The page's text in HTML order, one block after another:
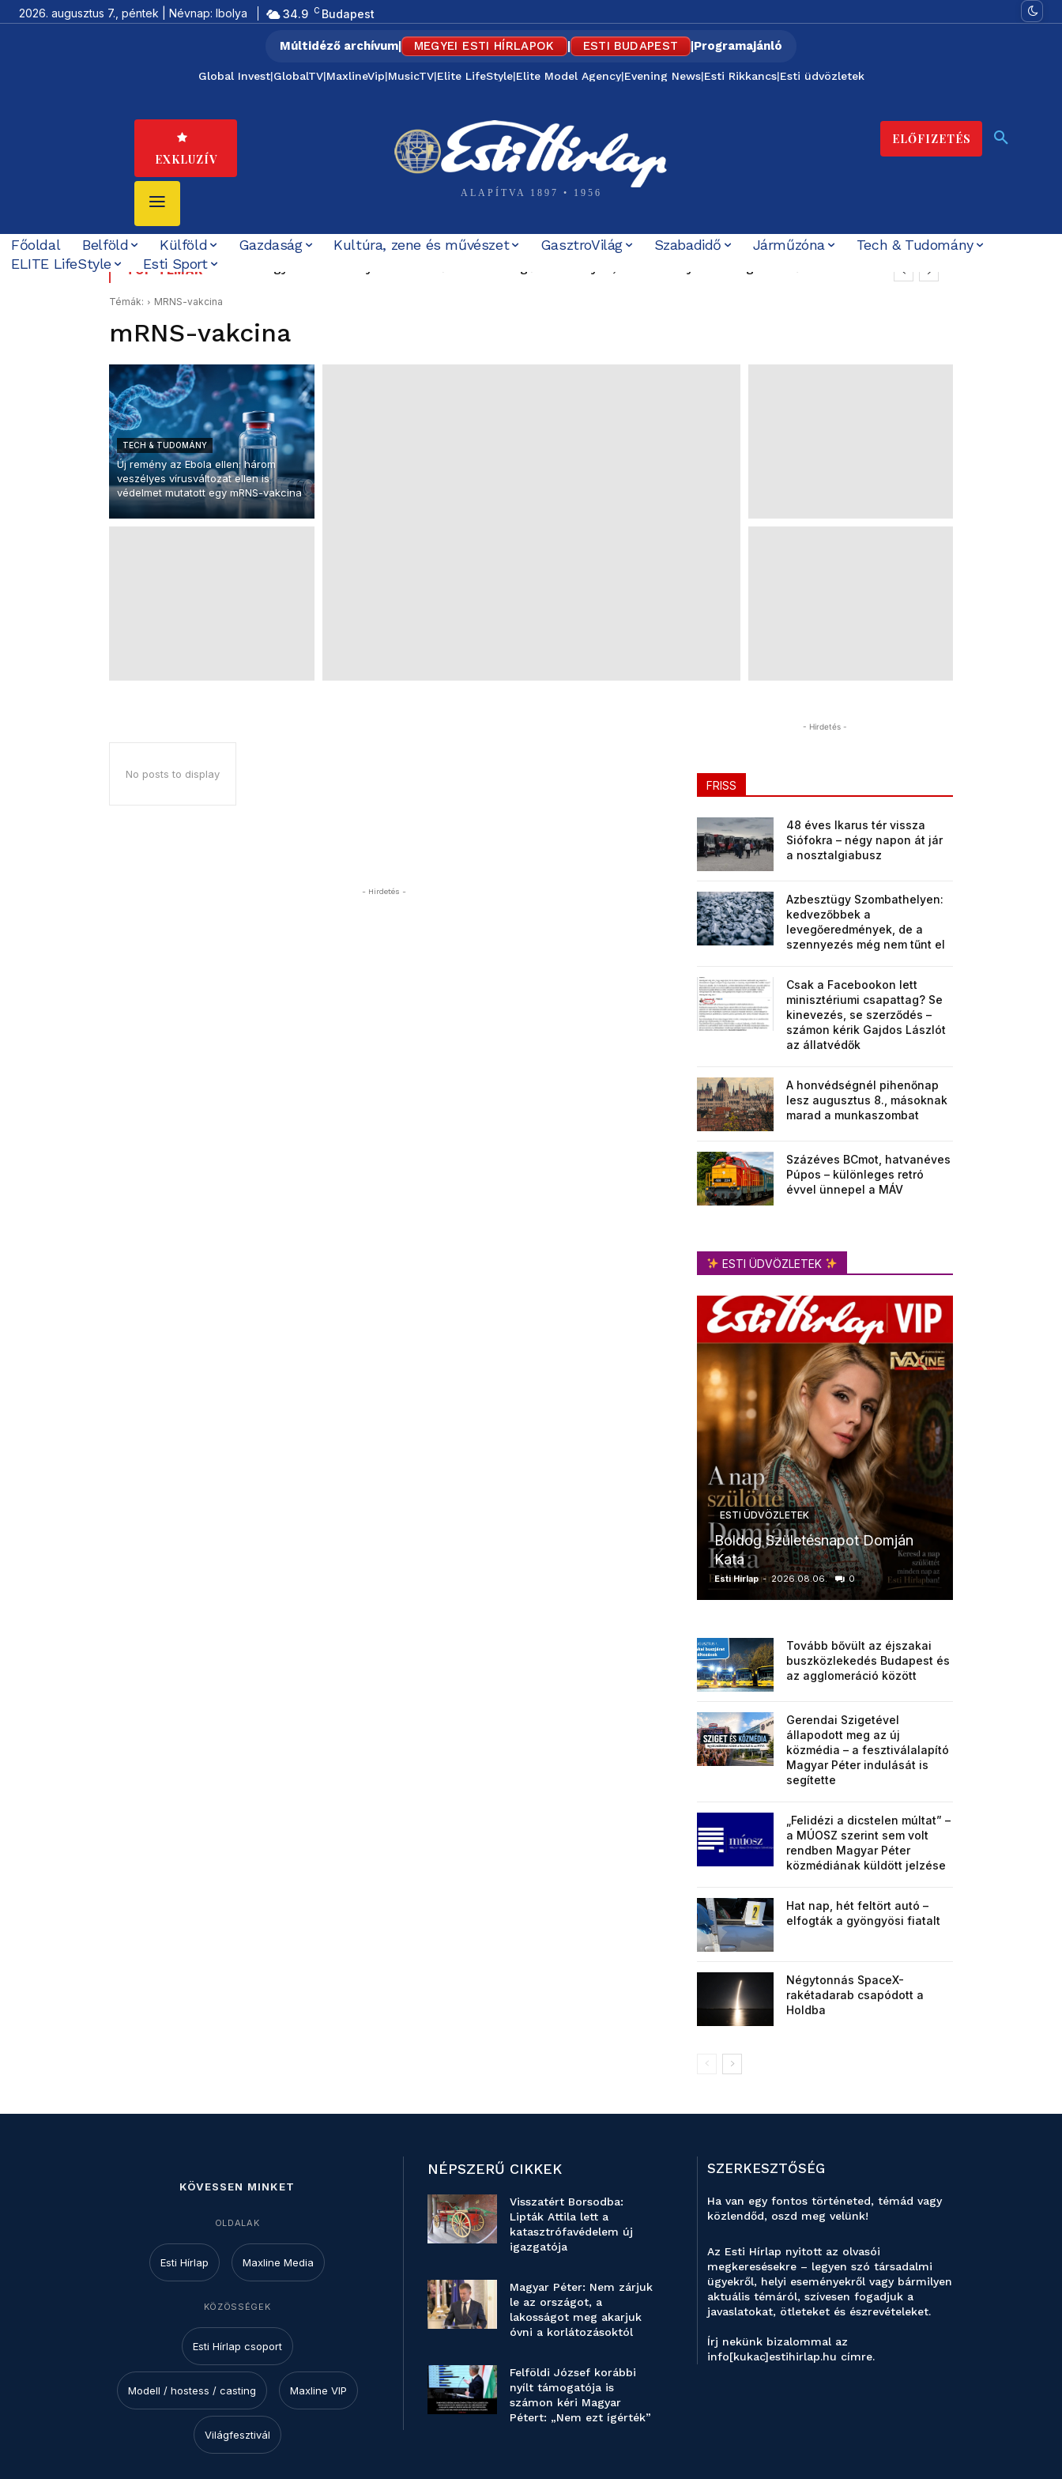
2026. augusztus 7., péntek | Névnap: Ibolya 34.9 C Budapest
Múltidéző archívum| MEGYEI ESTI HÍRLAPOK | ESTI BUDAPEST |Programajánló
Global Invest|GlobalTV|MaxlineVip|MusicTV|Elite LifeStyle|Elite Model Agency|Evening News|Esti Rikkancs|Esti üdvözletek
EXKLUZÍV
ALAPÍTVA 1897 • 1956
ELŐFIZETÉS
Főoldal Belföld Külföld Gazdaság Kultúra, zene és művészet GasztroVilág Szabadidő Járműzóna
Tech & Tudomány
ELITE LifeStyle
Esti Sport
TOP TÉMÁKAzbesztügy Szombathelyen: kedvezőbbek a levegőeredmények, de a szennyezés még nem tűnt el
Témák: MRNS-vakcina
mRNS-vakcina
TECH & TUDOMÁNY
Új remény az Ebola ellen: három
veszélyes vírusváltozat ellen is
védelmet mutatott egy mRNS-vakcina
No posts to display
- Hirdetés -
- Hirdetés -
FRISS
48 éves Ikarus tér vissza
Siófokra – négy napon át jár
a nosztalgiabusz
Azbesztügy Szombathelyen:
kedvezőbbek a
levegőeredmények, de a
szennyezés még nem tűnt el
Csak a Facebookon lett
minisztériumi csapattag? Se
kinevezés, se szerződés –
számon kérik Gajdos Lászlót
az állatvédők
A honvédségnél pihenőnap
lesz augusztus 8., másoknak
marad a munkaszombat
Százéves BCmot, hatvanéves
Púpos – különleges retró
évvel ünnepel a MÁV
ESTI ÜDVÖZLETEK
ESTI ÜDVÖZLETEK
Boldog Születésnapot Domján
Kata
Esti Hírlap - 2026.08.06. 0
Tovább bővült az éjszakai
buszközlekedés Budapest és
az agglomeráció között
Gerendai Szigetével
állapodott meg az új
közmédia – a fesztiválalapító
Magyar Péter indulását is
segítette
„Felidézi a dicstelen múltat” –
a MÚOSZ szerint sem volt
rendben Magyar Péter
közmédiának küldött jelzése
Hat nap, hét feltört autó –
elfogták a gyöngyösi fiatalt
Négytonnás SpaceX-
rakétadarab csapódott a
Holdba
KÖVESSEN MINKET
OLDALAK
Esti Hírlap Maxline Media
KÖZÖSSÉGEK
Esti Hírlap csoport
Modell / hostess / casting Maxline VIP
Világfesztivál
NÉPSZERŰ CIKKEK
Visszatért Borsodba:
Lipták Attila lett a
katasztrófavédelem új
igazgatója
Magyar Péter: Nem zárjuk
le az országot, a
lakosságot meg akarjuk
óvni a korlátozásoktól
Felföldi József korábbi
nyílt támogatója is
számon kéri Magyar
Pétert: „Nem ezt ígérték”
SZERKESZTŐSÉG
Ha van egy fontos történeted, témád vagy
közlendőd, oszd meg velünk!
Az Esti Hírlap nyitott az olvasói
megkeresésekre – legyen szó társadalmi
ügyekről, helyi eseményekről vagy bármilyen
aktuális témáról, szívesen fogadjuk a
javaslatokat, ötleteket és észrevételeket.
Írj nekünk bizalommal az
info[kukac]estihirlap.hu címre.